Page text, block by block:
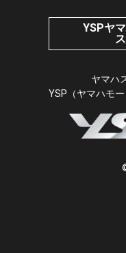
YSPヤ
ヤマハ
YSP（ヤマハモ